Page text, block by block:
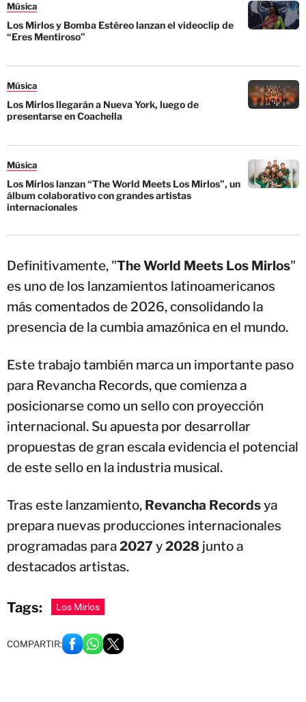
Música
Los Mirlos y Bomba Estéreo lanzan el videoclip de
“Eres Mentiroso”
Música
Los Mirlos llegarán a Nueva York, luego de
presentarse en Coachella
Música
Los Mirlos lanzan “The World Meets Los Mirlos”, un
álbum colaborativo con grandes artistas
internacionales
Definitivamente, "The World Meets Los Mirlos"
es uno de los lanzamientos latinoamericanos
más comentados de 2026, consolidando la
presencia de la cumbia amazónica en el mundo.
Este trabajo también marca un importante paso
para Revancha Records, que comienza a
posicionarse como un sello con proyección
internacional. Su apuesta por desarrollar
propuestas de gran escala evidencia el potencial
de este sello en la industria musical.
Tras este lanzamiento, Revancha Recordsya
prepara nuevas producciones internacionales
programadas para2027 y2028 junto a
destacados artistas.
Tags: Los Mirlos
COMPARTIR: